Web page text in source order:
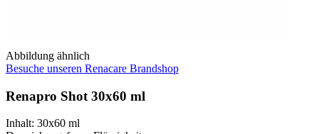
Abbildung ähnlich
Besuche unseren Renacare Brandshop
Renapro Shot 30x60 ml
Inhalt: 30x60 ml